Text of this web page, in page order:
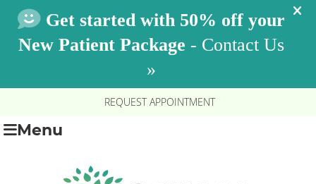
REQUEST APPOINTMENT
Menu